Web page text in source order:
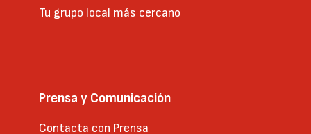
Tu grupo local más cercano
Prensa y Comunicación
Contacta con Prensa